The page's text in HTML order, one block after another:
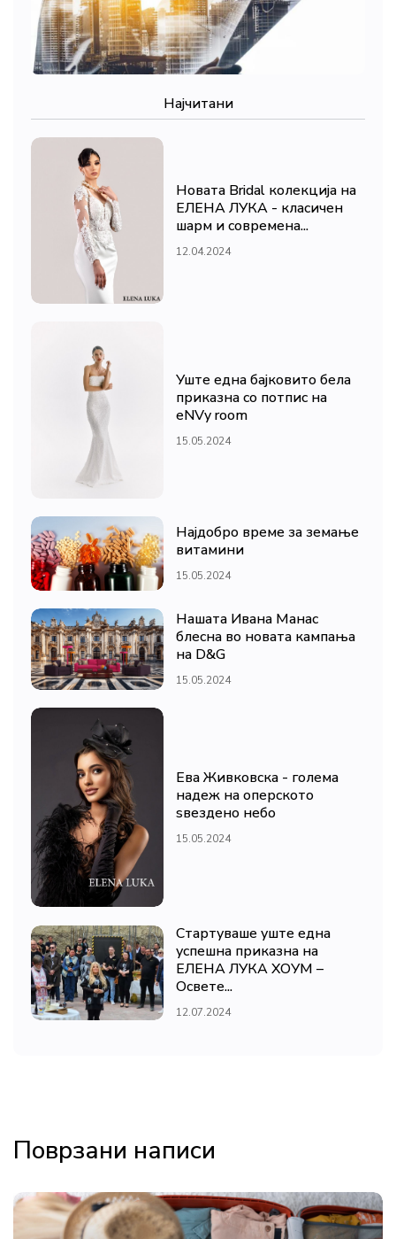
Најчитани
Новата Bridal колекција на
ЕЛЕНА ЛУКА - класичен
шарм и современа...
12.04.2024
Уште една бајковито бела
приказна со потпис на
eNVy room
15.05.2024
Најдобро време за земање
витамини
15.05.2024
Нашата Ивана Манас
блесна во новата кампања
на D&G
15.05.2024
Ева Живковска - голема
надеж на оперското
ѕвездено небо
15.05.2024
Стартуваше уште една
успешна приказна на
ЕЛЕНА ЛУКА ХОУМ –
Освете...
12.07.2024
Поврзани написи